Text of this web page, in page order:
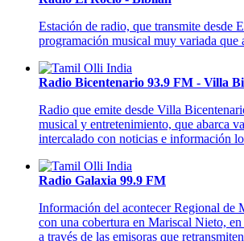
Estación de radio, que transmite desde
programación musical muy variada que
Radio Bicentenario 93.9 FM - Villa
Radio que emite desde Villa
musical y entretenimiento, que abarca
intercalado con noticias e información
Radio Galaxia 99.9 FM
Información del acontecer Regional de
con una cobertura en Mariscal Nieto,
a través de las emisoras que